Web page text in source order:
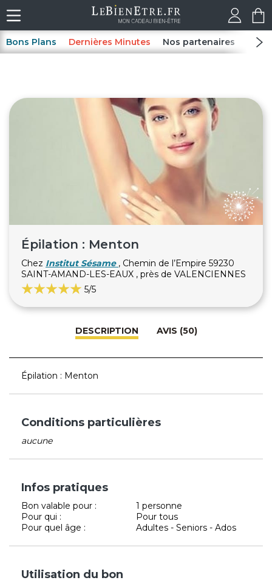
Bons Plans Dernières Minutes Nos partenaires Spas
Épilation : Menton
Chez Institut Sésame , Chemin de l’Empire 59230
SAINT-AMAND-LES-EAUX , près de VALENCIENNES
5/5
DESCRIPTION AVIS (50)
Épilation : Menton
Conditions particulières
aucune
Infos pratiques
Bon valable pour :
1 personne
Pour qui :
Pour tous
Pour quel âge :
Adultes - Seniors - Ados
Utilisation du bon